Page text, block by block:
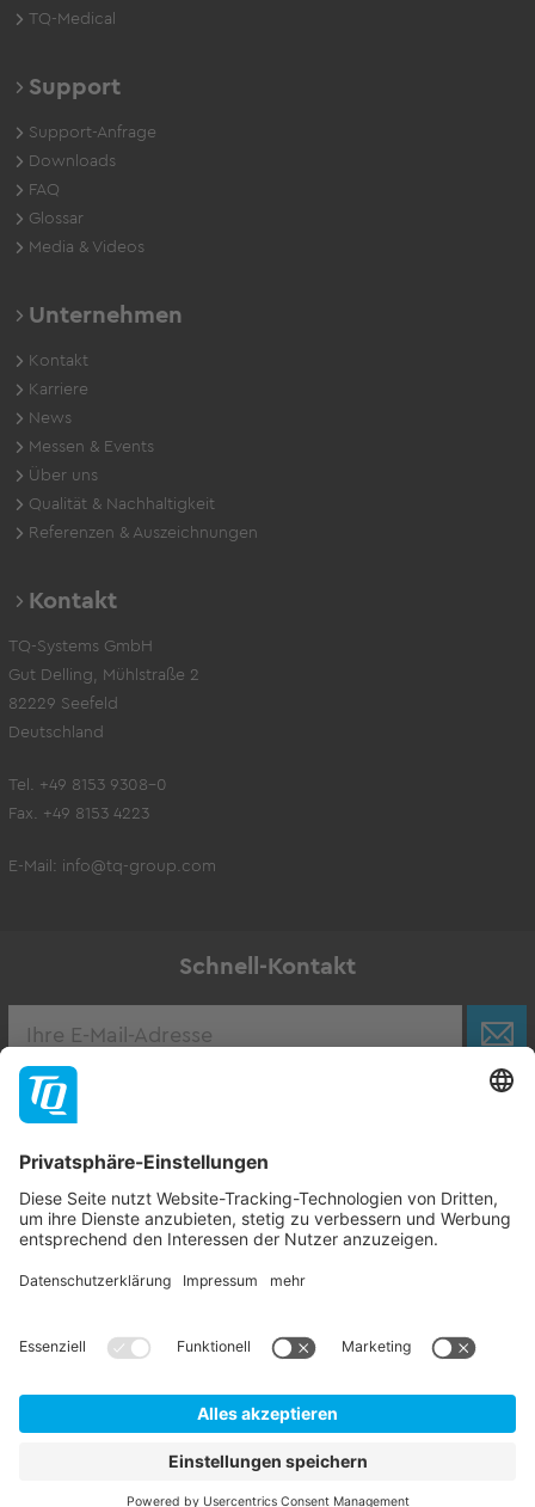
TQ-Medical
Support
Support-Anfrage
Downloads
FAQ
Glossar
Media & Videos
Unternehmen
Kontakt
Karriere
News
Messen & Events
Über uns
Qualität & Nachhaltigkeit
Referenzen & Auszeichnungen
Kontakt
TQ-Systems GmbH
Gut Delling, Mühlstraße 2
82229 Seefeld
Deutschland
Tel. +49 8153 9308-0
Fax. +49 8153 4223
E-Mail: info@tq-group.com
Schnell-Kontakt
Zur Stellenbörse
Follow TQ-Group
Impressum AGB
Datenschutzhinweise
Hinweisgebersystem